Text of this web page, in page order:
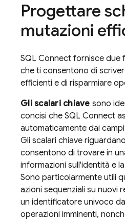
Progettare
mutazioni
SQL Connect fornisce due
che ti consentono di
efficienti e di risparmiare
Gli scalari chiave sono
concisi che SQL Connect
automaticamente dai
Gli scalari chiave
consentono di trovare in
informazioni sull'identità e
Sono particolarmente utili
azioni sequenziali su nuovi
un identificatore univoco
operazioni imminenti,